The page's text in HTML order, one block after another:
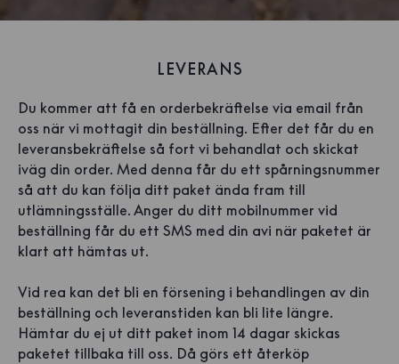
LEVERANS
Du kommer att få en orderbekräftelse via email från
oss när vi mottagit din beställning. Efter det får du en
leveransbekräftelse så fort vi behandlat och skickat
iväg din order. Med denna får du ett spårningsnummer
så att du kan följa ditt paket ända fram till
utlämningsställe. Anger du ditt mobilnummer vid
beställning får du ett SMS med din avi när paketet är
klart att hämtas ut.
Vid rea kan det bli en försening i behandlingen av din
beställning och leveranstiden kan bli lite längre.
Hämtar du ej ut ditt paket inom 14 dagar skickas
paketet tillbaka till oss. Då görs ett återköp